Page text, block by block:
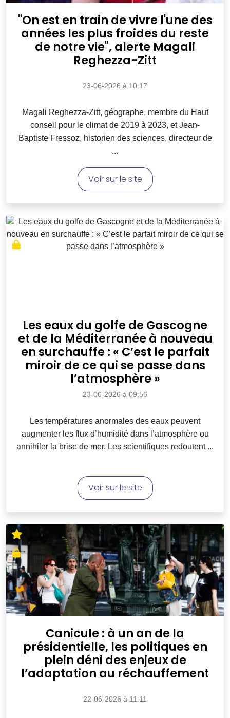
"On est en train de vivre l'une des
années les plus froides du reste
de notre vie", alerte Magali
Reghezza-Zitt
23-06-2026 à 10:17
Magali Reghezza-Zitt, géographe, membre du Haut
conseil pour le climat de 2019 à 2023, et Jean-
Baptiste Fressoz, historien des sciences, directeur de
...
Voir sur le site
Les eaux du golfe de Gascogne
et de la Méditerranée à nouveau
en surchauffe : « C’est le parfait
miroir de ce qui se passe dans
l’atmosphère »
23-06-2026 à 09:56
Les températures anormales des eaux peuvent
augmenter les flux d’humidité dans l’atmosphère ou
annihiler la brise de mer. Les scientifiques redoutent ...
Voir sur le site
Canicule : à un an de la
présidentielle, les politiques en
plein déni des enjeux de
l’adaptation au réchauffement
22-06-2026 à 11:11